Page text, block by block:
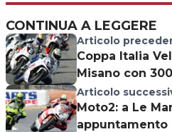
CONTINUA A LEGGERE
Articolo
Coppa Italia
Misano con
Articolo
Moto2: a Le
appuntamento